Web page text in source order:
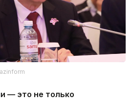
— это не только